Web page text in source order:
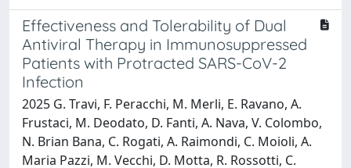
Effectiveness and Tolerability of Dual
Antiviral Therapy in Immunosuppressed
Patients with Protracted SARS-CoV-2
Infection
2025 G. Travi, F. Peracchi, M. Merli, E. Ravano, A.
Frustaci, M. Deodato, D. Fanti, A. Nava, V. Colombo,
N. Brian Bana, C. Rogati, A. Raimondi, C. Moioli, A.
Maria Pazzi, M. Vecchi, D. Motta, R. Rossotti, C.